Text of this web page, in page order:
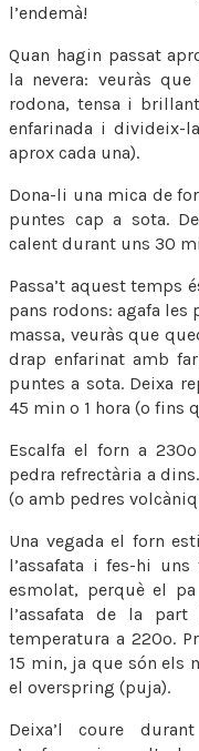
l’endemà!
Quan hagin passat
la nevera: veuràs
rodona, tensa i
enfarinada i divideix-
aprox cada una).
Dona-li una mica de
puntes cap a sota.
calent durant uns 30
Passa’t aquest temps
pans rodons: agafa les
massa, veuràs que
drap enfarinat amb
puntes a sota. Deixa
45 min o 1 hora (o fins
Escalfa el forn a
pedra refrectària a
(o amb pedres
Una vegada el forn
l’assafata i fes-hi
esmolat, perquè el
l’assafata de la
temperatura a 220º.
15 min, ja que són els
el overspring (puja).
Deixa’l coure